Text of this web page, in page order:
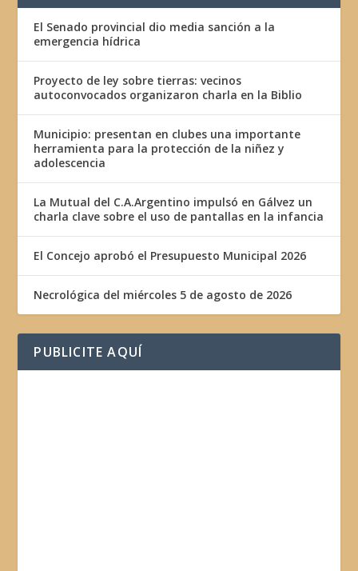
El Senado provincial dio media sanción a la
emergencia hídrica
Proyecto de ley sobre tierras: vecinos
autoconvocados organizaron charla en la Biblio
Municipio: presentan en clubes una importante
herramienta para la protección de la niñez y
adolescencia
La Mutual del C.A.Argentino impulsó en Gálvez un
charla clave sobre el uso de pantallas en la infancia
El Concejo aprobó el Presupuesto Municipal 2026
Necrológica del miércoles 5 de agosto de 2026
PUBLICITE AQUÍ